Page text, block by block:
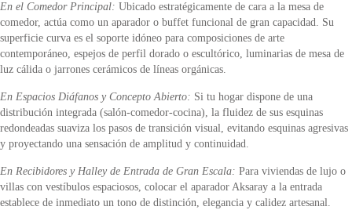
En el Comedor Principal: Ubicado estratégicamente de cara a la mesa de
comedor, actúa como un aparador o buffet funcional de gran capacidad. Su
superficie curva es el soporte idóneo para composiciones de arte
contemporáneo, espejos de perfil dorado o escultórico, luminarias de mesa de
luz cálida o jarrones cerámicos de líneas orgánicas.
En Espacios Diáfanos y Concepto Abierto: Si tu hogar dispone de una
distribución integrada (salón-comedor-cocina), la fluidez de sus esquinas
redondeadas suaviza los pasos de transición visual, evitando esquinas agresivas
y proyectando una sensación de amplitud y continuidad.
En Recibidores y Halley de Entrada de Gran Escala: Para viviendas de lujo o
villas con vestíbulos espaciosos, colocar el aparador Aksaray a la entrada
establece de inmediato un tono de distinción, elegancia y calidez artesanal.